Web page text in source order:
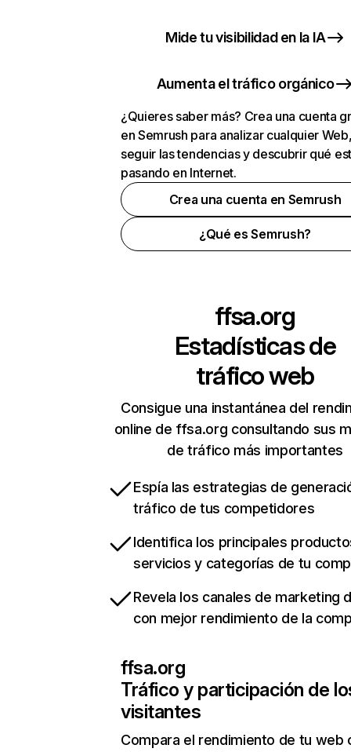
Mide tu visibilidad en la IA
Aumenta el tráfico orgánico
¿Quieres saber más? Crea una cuenta
en Semrush para analizar cualquier
seguir las tendencias y descubrir qué
pasando en Internet.
Crea una cuenta en Semrush
¿Qué es Semrush?
ffsa.org
Estadísticas de
tráfico web
Consigue una instantánea del
online de ffsa.org consultando sus
de tráfico más importantes
Espía las estrategias de
tráfico de tus competidores
Identifica los principales
servicios y categorías de tu
Revela los canales de marketing
con mejor rendimiento de la
ffsa.org
Tráfico y participación de
visitantes
Compara el rendimiento de tu web